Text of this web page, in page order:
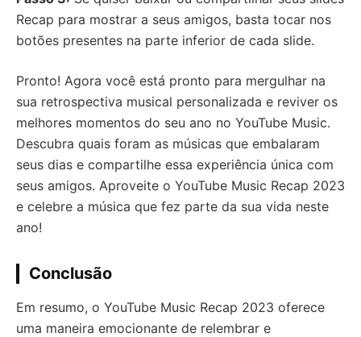
Recap para mostrar a seus amigos, basta tocar nos
botões presentes na parte inferior de cada slide.
Pronto! Agora você está pronto para mergulhar na
sua retrospectiva musical personalizada e reviver os
melhores momentos do seu ano no YouTube Music.
Descubra quais foram as músicas que embalaram
seus dias e compartilhe essa experiência única com
seus amigos. Aproveite o YouTube Music Recap 2023
e celebre a música que fez parte da sua vida neste
ano!
Conclusão
Em resumo, o YouTube Music Recap 2023 oferece
uma maneira emocionante de relembrar e